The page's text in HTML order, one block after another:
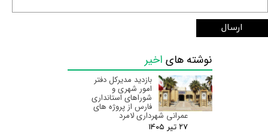
ارسال
نوشته های اخیر
بازدید مدیرکل دفتر
امور شهری و
شوراهای استانداری
فارس از پروژه های
عمرانی شهرداری لامرد
۲۷ تیر ۰۵